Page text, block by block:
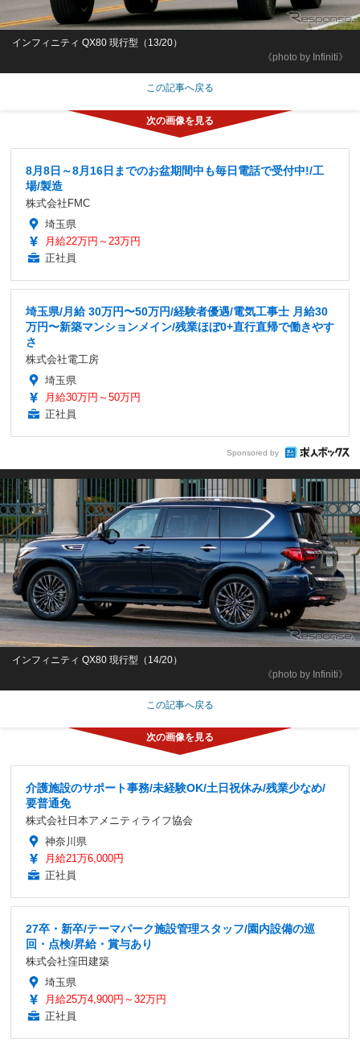
《photo by Infiniti》
インフィニティ QX80 現行型（13/20）
この記事へ戻る
8月8日～8月16日までのお盆期間中も毎日電話で受付中!/工
場/製造
株式会社FMC
埼玉県
月給22万円～23万円
正社員
埼玉県/月給 30万円〜50万円/経験者優遇/電気工事士 月給30
万円〜新築マンションメイン/残業ほぼ0+直行直帰で働きやす
さ
株式会社電工房
埼玉県
月給30万円～50万円
正社員
Sponsored by
《photo by Infiniti》
インフィニティ QX80 現行型（14/20）
この記事へ戻る
介護施設のサポート事務/未経験OK/土日祝休み/残業少なめ/
要普通免
株式会社日本アメニティライフ協会
神奈川県
月給21万6,000円
正社員
27卒・新卒/テーマパーク施設管理スタッフ/園内設備の巡
回・点検/昇給・賞与あり
株式会社窪田建築
埼玉県
月給25万4,900円～32万円
正社員